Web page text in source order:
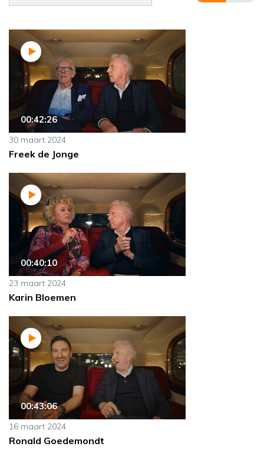
00:42:26
30 maart 2024
Freek de Jonge
00:40:10
23 maart 2024
Karin Bloemen
00:43:06
16 maart 2024
Ronald Goedemondt